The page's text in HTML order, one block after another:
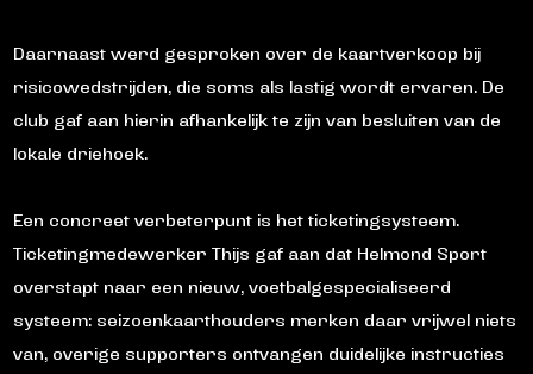
Daarnaast werd gesproken over de kaartverkoop bij
risicowedstrijden, die soms als lastig wordt ervaren. De
club gaf aan hierin afhankelijk te zijn van besluiten van de
lokale driehoek.
Een concreet verbeterpunt is het ticketingsysteem.
Ticketingmedewerker Thijs gaf aan dat Helmond Sport
overstapt naar een nieuw, voetbalgespecialiseerd
systeem: seizoenkaarthouders merken daar vrijwel niets
van, overige supporters ontvangen duidelijke instructies